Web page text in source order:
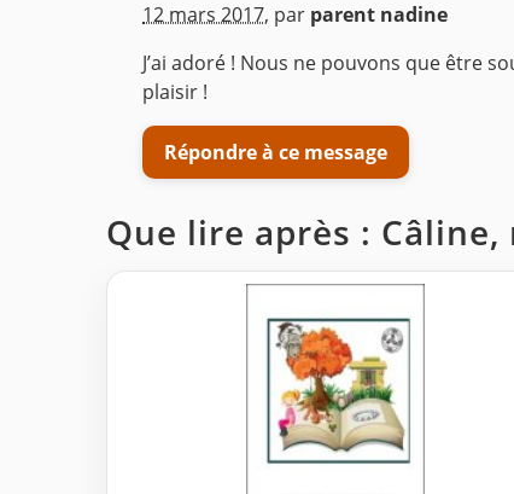
12 mars 2017, par parent nadine
J’ai adoré ! Nous ne pouvons que être
plaisir !
Répondre à ce message
Que lire après :